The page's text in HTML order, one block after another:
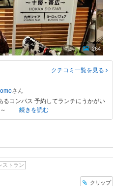
264
クチコミ一覧を見る
コンパス 予約してランチにうかがい
続きを読む
ストラン
クリップ